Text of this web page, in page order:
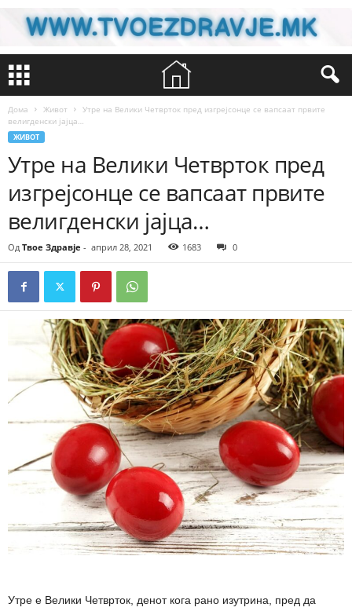
Дома Живот
Утре на Велики Четврток пред изгрејсонце се вапсаат првите
велигденски јајца…
ЖИВОТ
Утре на Велики Четврток пред
изгрејсонце се вапсаат првите
велигденски јајца…
Од Твое Здравје - април 28, 2021 1683 0
Утре е Велики Четврток, денот кога рано изутрина, пред да